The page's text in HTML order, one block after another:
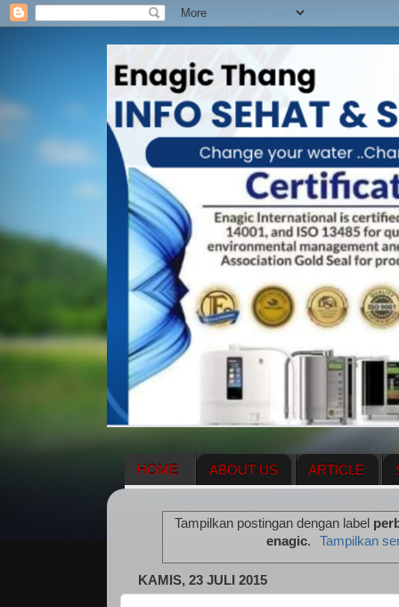
HOME ABOUT US ARTICLE
ENAGIC COMPENSATION PLAN
Tampilkan postingan dengan label
enagic. Tampilkan
KAMIS, 23 JULI 2015